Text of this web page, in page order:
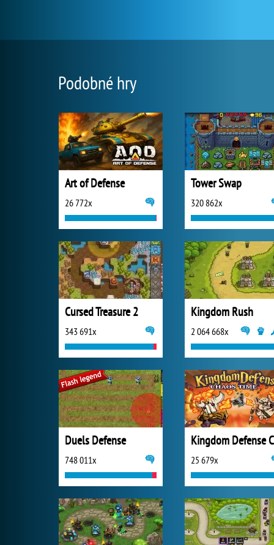
Podobné hry
Art of Defense
26 772x
Tower Swap
320 862x
Cursed Treasure 2
343 691x
Kingdom Rush
2 064 668x
Duels Defense
748 011x 25 679x